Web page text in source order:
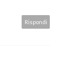
Rispondi